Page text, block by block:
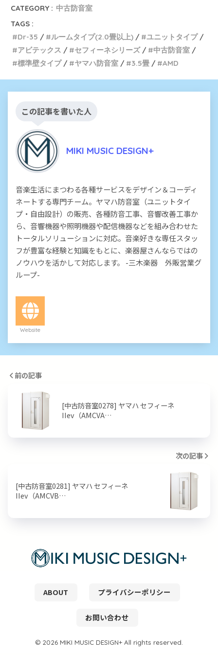
CATEGORY : 中古防音室
TAGS :
Dr-35
ルームタイプ(2.0畳以上)
ユニットタイプ
アビテックス
セフィーネシリーズ
中古防音室
標準壁タイプ
ヤマハ防音室 3.5畳 AMD
この記事を書いた人
MIKI MUSIC DESIGN+
音楽生活にまつわる各種サービスをデザイン＆コーディ
ネートする専門チーム。ヤマハ防音室（ユニットタイ
プ・自由設計）の販売、各種防音工事、音響改善工事か
ら、音響機器や照明機器や配信機器などを組み合わせた
トータルソリューションに対応。音楽好きな専任スタッ
フが豊富な経験と知識をもとに、楽器屋さんならではの
ノウハウを活かして対応します。 -三木楽器 外販営業グ
ループ-
Website
前の記事
[中古防音室0278] ヤマハ セフィーネ
IIev（AMCVA…
次の記事
[中古防音室0281] ヤマハ セフィーネ
IIev（AMCVB…
ABOUT プライバシーポリシー
お問い合わせ
© 2026 MIKI MUSIC DESIGN+ All rights reserved.